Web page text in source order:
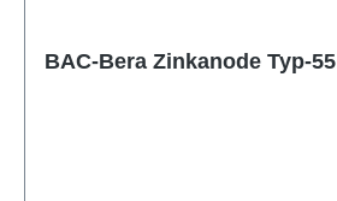
BAC-Bera Zinkanode Typ-55